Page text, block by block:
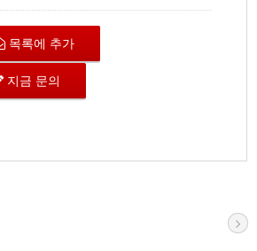
플러그에 먼지와 물이 들어오는
지하며, 네트워크 케이블의 서비스 시
장하는 데 이상적입니다. 스트레인
부츠는 UTP 또는 FTP에서 외경이
8.0mm인 Cat.8, Cat.7A, Cat.7 및
의 단선 및 연선 원형 케이블과 호환
다른 색상도 제공되며, 7.5, 7.0,
목록에 추가
지금 문의